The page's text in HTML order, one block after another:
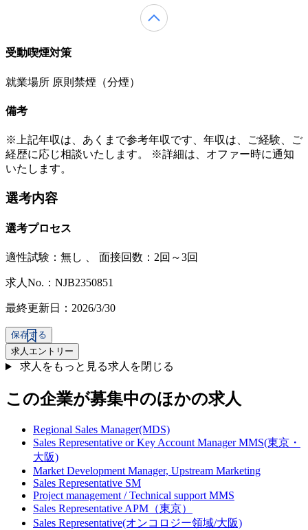
受動喫煙対策
就業場所 原則禁煙（分煙）
備考
※上記年収は、あくまで参考年収です、年収は、ご経験、ご
経歴に応じ相談いたします。 ※詳細は、オファー時に通知
いたします。
選考内容
選考プロセス
適性試験： 無し 面接回数：2回～3回
求人No.：NJB2350851
最終更新日：2026/3/30
保存する
求人エントリー
求人をもっと見る求人を閉じる
この企業が募集中のほかの求人
Regional Sales Manager(MDS)
Sales Representative or Key Account Manager MMS(東京・
大阪)
Market Development Manager, Upstream Marketing
Sales Representative SM
Project management / Technical support MMS
Sales Representative APM（東京）
Sales Representative(オンコロジー領域/大阪)